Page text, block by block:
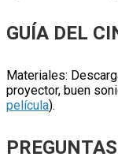
GUÍA DEL
Materiales:
proyector, buen
película).